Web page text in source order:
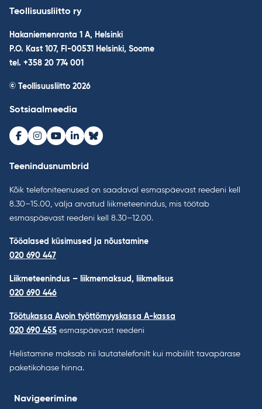
Teollisuusliitto ry
Hakaniemenranta 1 A, Helsinki
P.O. Kast 107, FI-00531 Helsinki, Soome
tel. +358 20 774 001
© Teollisuusliitto 2026
Sotsiaalmeedia
Facebook
Instagram
Youtube
LinkedInBluesky
Teenindusnumbrid
Kõik telefoniteenused on saadaval esmaspäevast reedeni kell
8.30–15.00, välja arvatud liikmeteenindus, mis töötab
esmaspäevast reedeni kell 8.30–12.00.
Tööalased küsimused ja nõustamine
020 690 447
Liikmeteenindus – liikmemaksud, liikmelisus
020 690 446
Töötukassa Avoin työttömyyskassa A-kassa
020 690 455 esmaspäevast reedeni
Helistamine maksab nii lautatelefonilt kui mobiililt tavapärase
paketikohase hinna.
Navigeerimine